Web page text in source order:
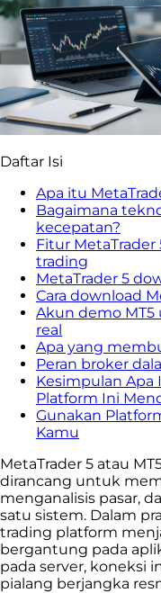
Daftar Isi
Apa itu
Bagaimana
kecepatan?
Fitur
trading
MetaTrader 5
Cara download
Akun demo
real
Apa yang
Peran broker
Kesimpulan Apa
Platform Ini
Gunakan
Kamu
MetaTrader 5 atau
dirancang untuk
menganalisis pasar,
satu sistem. Dalam
trading platform
bergantung pada
pada server, koneksi
pialang berjangka